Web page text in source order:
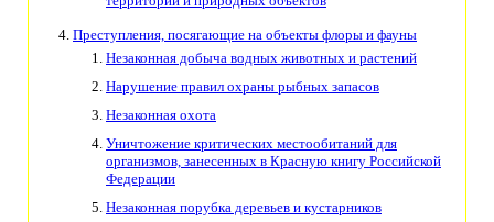
Преступления, посягающие на объекты флоры и фауны
Незаконная добыча водных животных и растений
Нарушение правил охраны рыбных запасов
Незаконная охота
Уничтожение критических местообитаний для
организмов, занесенных в Красную книгу Российской
Федерации
Незаконная порубка деревьев и кустарников